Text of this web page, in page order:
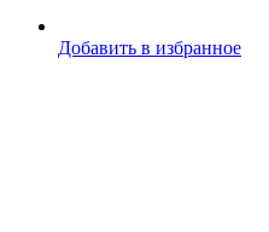
Добавить в избранное